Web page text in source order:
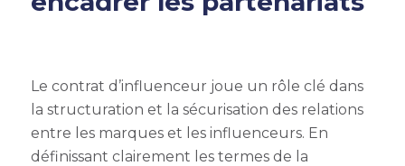
Le contrat d’influenceur joue un rôle clé dans
la structuration et la sécurisation des relations
entre les marques et les influenceurs. En
définissant clairement les termes de la